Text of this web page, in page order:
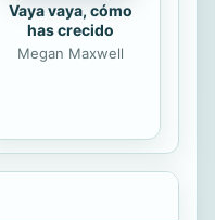
Vaya vaya, cómo
has crecido
Megan Maxwell